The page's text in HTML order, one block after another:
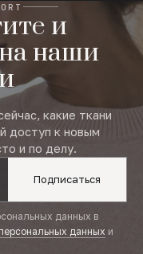
и
наши
какие ткани
доступ к новым
и по делу.
Подписаться
данных в
данных и